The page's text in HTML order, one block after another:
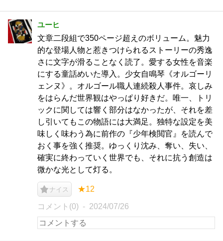
ユーヒ
文章二段組で350ページ超えのボリューム。魅力
的な登場人物と惹きつけられるストーリーの秀逸
さに文字が滑ることなく読了。愛する女性を音楽
にする童話めいた導入。少女自鳴琴《オルゴーリ
ェンヌ》。オルゴール職人連続殺人事件。哀しみ
をはらんだ世界観はやっぱり好きだ。唯一、トリ
ックに関しては響く部分はなかったが、それを差
し引いてもこの物語には大満足。独特な設定を美
味しく味わう為に前作の『少年検閲官』を読んで
おく事を強く推奨。ゆっくり沈み、奪い、失い、
確実に終わっていく世界でも、それに抗う創造は
微かな光として灯る。
ナイス ★12
コメント(0) 2024/07/26